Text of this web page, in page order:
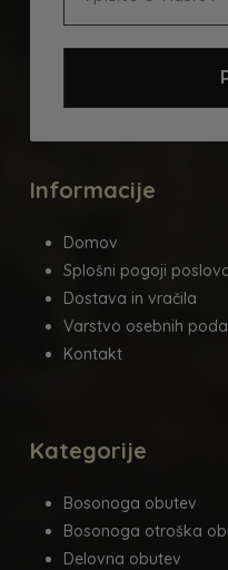
Informacije
Domov
Splošni pogoji
Dostava in vračila
Varstvo osebnih
Kontakt
Kategorije
Bosonoga obutev
Bosonoga otroška
Delovna obutev